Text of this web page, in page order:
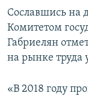
Сославшись на
Комитетом
Габриелян
на рынке труда
«В 2018 году